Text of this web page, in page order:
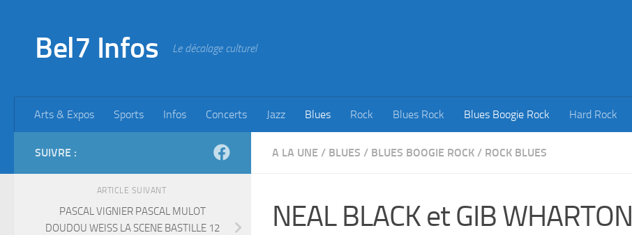
Bel7 Infos Le décalage culturel
Arts & Expos Sports Infos Concerts Jazz Blues Rock Blues Rock Blues Boogie Rock Hard Rock
A LA UNE / BLUES / BLUES BOOGIE ROCK / ROCK BLUES
NEAL BLACK et GIB WHARTON
SUIVRE :
ARTICLE SUIVANT
PASCAL VIGNIER PASCAL MULOT
DOUDOU WEISS LA SCENE BASTILLE 12